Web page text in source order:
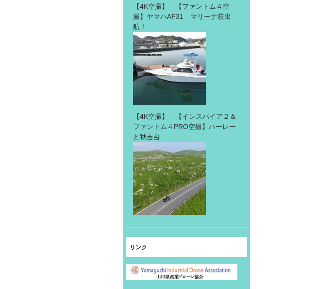
【4K空撮】 【ファントム４空
撮】ヤマハAF31 マリーナ萩出
航！
【4K空撮】 【インスパイア２＆
ファントム４PRO空撮】ハーレー
と秋吉台
リンク